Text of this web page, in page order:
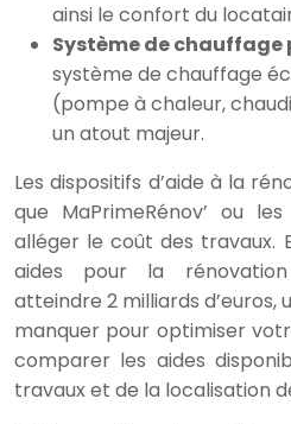
ainsi le confort du
Système de
système de chauffage
(pompe à chaleur,
un atout majeur.
Les dispositifs d’aide à la
que MaPrimeRénov’ ou
alléger le coût des travaux.
aides pour la
atteindre 2 milliards
manquer pour optimiser
comparer les aides
travaux et de la localisation